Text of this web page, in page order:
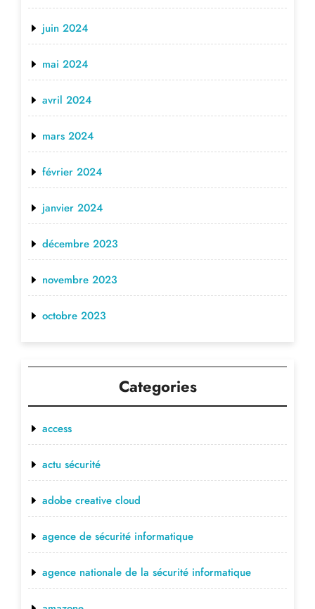
juin 2024
mai 2024
avril 2024
mars 2024
février 2024
janvier 2024
décembre 2023
novembre 2023
octobre 2023
Categories
access
actu sécurité
adobe creative cloud
agence de sécurité informatique
agence nationale de la sécurité informatique